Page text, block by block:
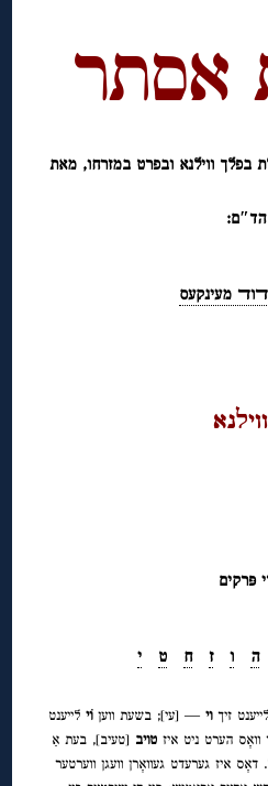
אסתר
בפלך ווילנא ובפרט במזרחו, מאת
הד″ם:
מעינקעס
פּרקים
ה ו ז ח ט י
זיךוי — [עי]; בשעת וועןוֹי לייענט
הערט ניט איזטויב [טעיב], בעת אַ
איז גערעדט געוואָרן וועגן ווערטער